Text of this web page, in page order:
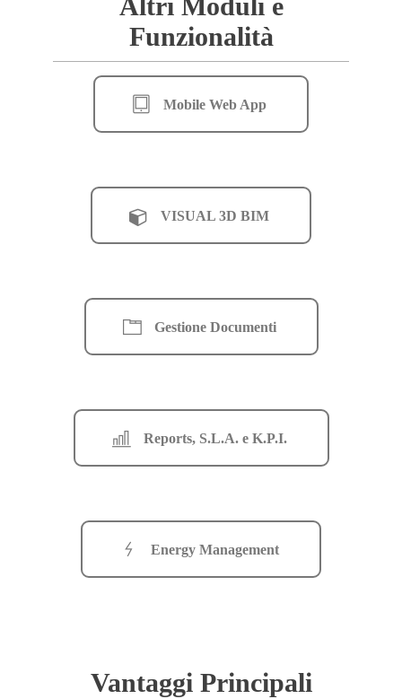
Altri Moduli e
Funzionalità
Mobile Web App
VISUAL 3D BIM
Gestione Documenti
Reports, S.L.A. e K.P.I.
Energy Management
Vantaggi Principali